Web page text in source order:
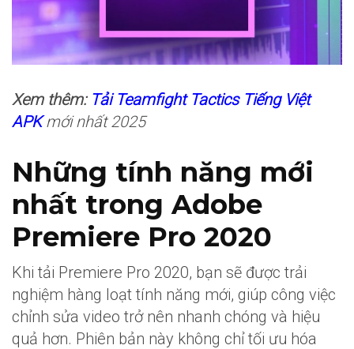
Xem thêm: Tải Teamfight Tactics Tiếng Việt
APKmới nhất 2025
Những tính năng mới
nhất trong Adobe
Premiere Pro 2020
Khi tải Premiere Pro 2020, bạn sẽ được trải
nghiệm hàng loạt tính năng mới, giúp công việc
chỉnh sửa video trở nên nhanh chóng và hiệu
quả hơn. Phiên bản này không chỉ tối ưu hóa